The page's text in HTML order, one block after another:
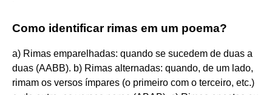
Como identificar rimas em um poema?
a) Rimas emparelhadas: quando se sucedem de duas a
duas (AABB). b) Rimas alternadas: quando, de um lado,
rimam os versos ímpares (o primeiro com o terceiro, etc.)